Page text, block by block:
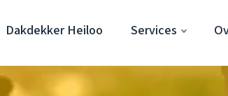
Dakdekker Heiloo Services